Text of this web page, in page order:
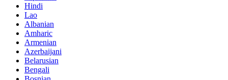
Hindi
Lao
Albanian
Amharic
Armenian
Azerbaijani
Belarusian
Bengali